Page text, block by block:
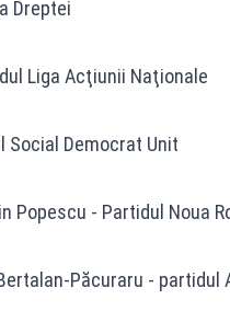
Dreptei
Liga Acţiunii Naţionale
Social Democrat Unit
Popescu - Partidul Noua
Păcuraru -